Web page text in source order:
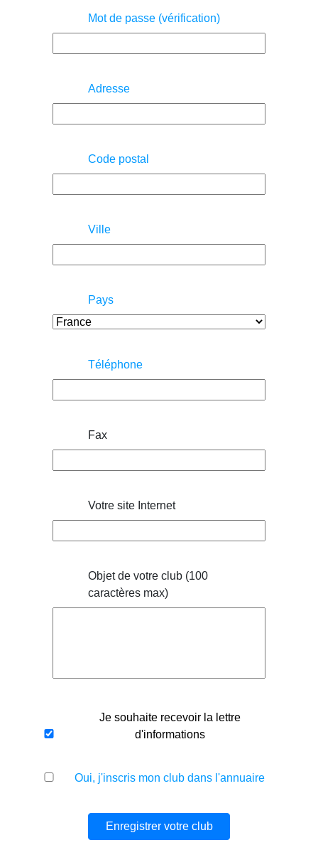
Mot de passe (vérification)
Adresse
Code postal
Ville
Pays
Téléphone
Fax
Votre site Internet
Objet de votre club (100
caractères max)
Je souhaite recevoir la lettre
d'informations
Oui, j'inscris mon club dans l'annuaire